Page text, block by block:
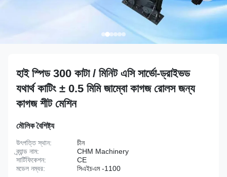
হাই স্পিড 300 কাটা / মিনিট এসি সার্ভো-ড্রাইভড
যথার্থ কাটিং ± 0.5 মিমি জাম্বো কাগজ রোলস জন্য
কাগজ শীট মেশিন
মৌলিক বৈশিষ্ট্য
উৎপত্তি স্থান:
চীন
ব্র্যান্ড নাম:
CHM Machinery
সার্টিফিকেশন:
CE
মডেল নম্বর:
সিএইচএম -1100